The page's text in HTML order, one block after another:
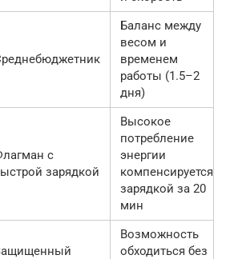
Баланс между
весом и
временем
работы (1.5–2
дня)
с
зарядкой
Высокое
потребление
энергии
компенсируется
зарядкой за 20
мин
Возможность
обходиться без